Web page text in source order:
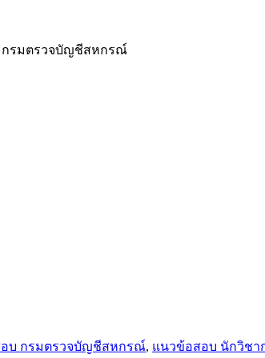
กรมตรวจบัญชีสหกรณ์
บ กรมตรวจบัญชีสหกรณ์, แนวข้อสอบ นักวิชา